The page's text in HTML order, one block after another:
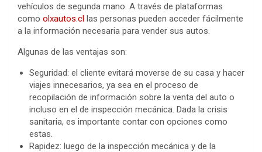
vehículos de segunda mano. A través de plataformas
como olxautos.cl las personas pueden acceder fácilmente
a la información necesaria para vender sus autos.
Algunas de las ventajas son:
Seguridad: el cliente evitará moverse de su casa y hacer
viajes innecesarios, ya sea en el proceso de
recopilación de información sobre la venta del auto o
incluso en el de inspección mecánica. Dada la crisis
sanitaria, es importante contar con opciones como
estas.
Rapidez: luego de la inspección mecánica y de la